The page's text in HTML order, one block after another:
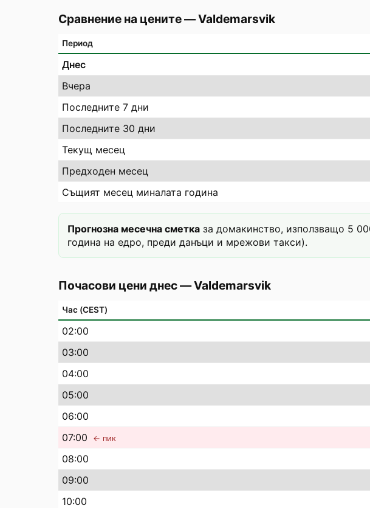
Сравнение на цените—Valdemarsvik
Период
Днес
Вчера
Последните 7 дни
Последните 30 дни
Текущ месец
Предходен месец
Същият месец миналата година
Прогнозна месечна сметка за домакинство, използващо 5
година на едро, преди данъци и мрежови такси).
Почасови цени днес—Valdemarsvik
Час (CEST)
02:00
03:00
04:00
05:00
06:00
07:00 ← пик
08:00
09:00
10:00